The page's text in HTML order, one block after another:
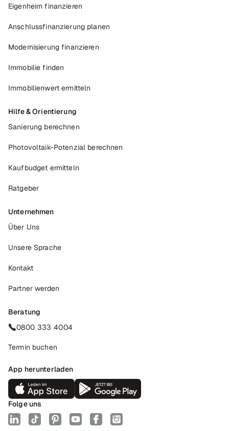
Eigenheim finanzieren
Anschlussfinanzierung planen
Modernisierung finanzieren
Immobilie finden
Immobilienwert ermitteln
Hilfe & Orientierung
Sanierung berechnen
Photovoltaik-Potenzial berechnen
Kaufbudget ermitteln
Ratgeber
Unternehmen
Über Uns
Unsere Sprache
Kontakt
Partner werden
Beratung
0800 333 4004
Termin buchen
App herunterladen
Folge uns